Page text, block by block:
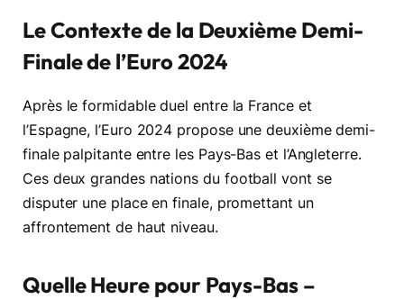
Le Contexte de la Deuxième Demi-
Finale de l’Euro 2024
Après le formidable duel entre la France et
l’Espagne, l’Euro 2024 propose une deuxième demi-
finale palpitante entre les Pays-Bas et l’Angleterre.
Ces deux grandes nations du football vont se
disputer une place en finale, promettant un
affrontement de haut niveau.
Quelle Heure pour Pays-Bas –